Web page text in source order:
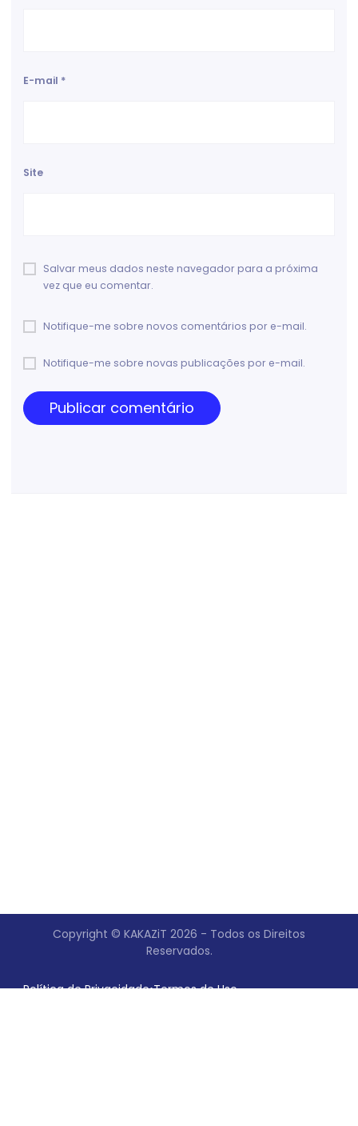
E-mail *
Site
Salvar meus dados neste navegador para a próxima
vez que eu comentar.
Notifique-me sobre novos comentários por e-mail.
Notifique-me sobre novas publicações por e-mail.
Copyright © KAKAZiT 2026 - Todos os Direitos
Reservados.
Política de Privacidade•Termos de Uso